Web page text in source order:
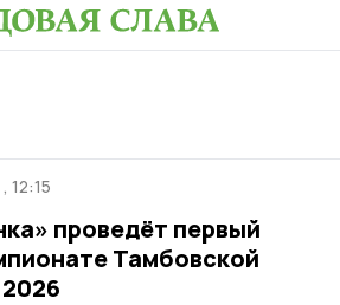
12:15
проведёт первый
Тамбовской